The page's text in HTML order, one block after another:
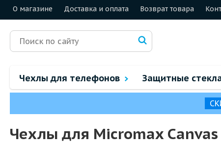
О магазине Доставка и оплата Возврат товара
Чехлы для телефонов Защитные
Чехлы для Micromax Canvas